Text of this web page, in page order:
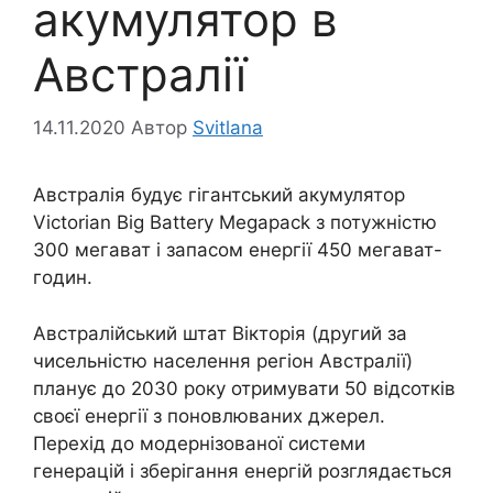
акумулятор в
Австралії
14.11.2020 Автор Svitlana
Австралія будує гігантський акумулятор
Victorian Big Battery Megapack з потужністю
300 мегават і запасом енергії 450 мегават-
годин.
Австралійський штат Вікторія (другий за
чисельністю населення регіон Австралії)
планує до 2030 року отримувати 50 відсотків
своєї енергії з поновлюваних джерел.
Перехід до модернізованої системи
генерацій і зберігання енергій розглядається